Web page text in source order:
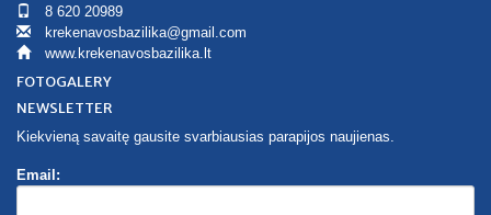
8 620 20989
krekenavosbazilika@gmail.com
www.krekenavosbazilika.lt
FOTOGALERY
NEWSLETTER
Kiekvieną savaitę gausite svarbiausias parapijos naujienas.
Email: